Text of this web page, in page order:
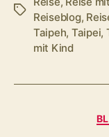
Schlagwörter
Reiseblog,
Taipeh, Taipei,
mit Kind